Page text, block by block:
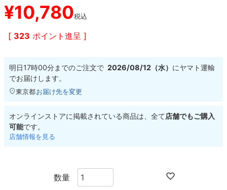
¥10,780税込
[ 323 ポイント進呈 ]
明日17時00分までのご注文で 2026/08/12（水） にヤマト運輸
でお届けします。
東京都お届け先を変更
オンラインストアに掲載されている商品は、全て店舗でもご購入
可能です。
店舗情報を見る
シェイプデッキ
高性能デッキ